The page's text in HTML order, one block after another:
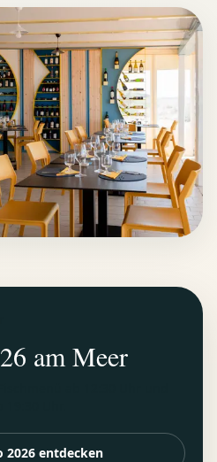
am Meer
2026 entdecken